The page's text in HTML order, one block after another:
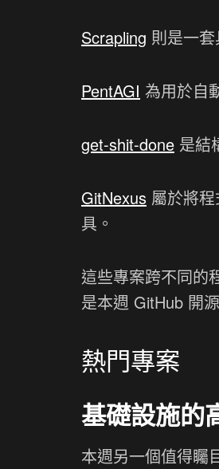
Scrapling 則是一
PentAGI 為用於自
get-shit-done 是結
GitNexus 屬於將
具。
這些專案跨不同的
是本週 GitHub 開
熱門專案
基礎設施的
本週另一個值得矚